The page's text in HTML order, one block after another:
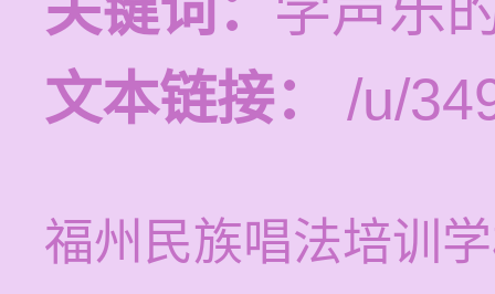
文本链接：
/u/
福州民族唱法培训